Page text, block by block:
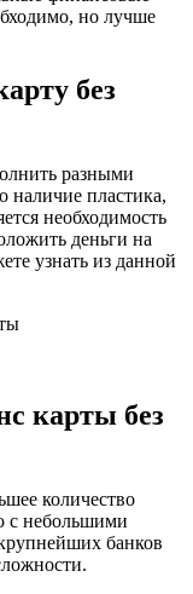
но лучше
без
разными
наличие пластика,
необходимость
деньги на
узнать из данной
карты без
количество
с небольшими
банков